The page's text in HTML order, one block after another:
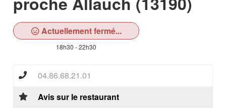
Actuellement fermé...
18h30 - 22h30
04.86.68.21.01
Avis sur le restaurant